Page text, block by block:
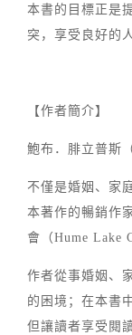
本書的目標正是
突，享受良好的
【作者簡介】
鮑布．腓立普斯
不僅是婚姻、家
本著作的暢銷作
會（Hume Lake
作者從事婚姻、
的困境；在本書
但讓讀者享受閱